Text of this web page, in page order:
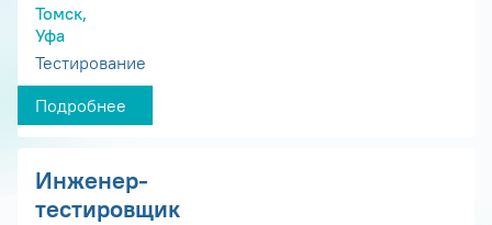
Томск,
Уфа
Тестирование
Подробнее
Инженер-
тестировщик